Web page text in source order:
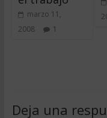
marzo 11,
2008
1
Deja una